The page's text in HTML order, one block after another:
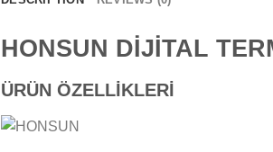
HONSUN DİJİTAL
ÜRÜN ÖZELLİKLERİ